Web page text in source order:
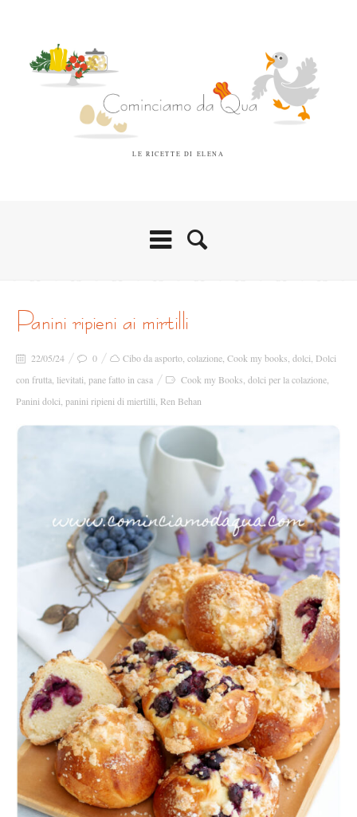
LE RICETTE DI ELENA
panini ripieni ai mirtilli
22/05/24 0 Cibo da asporto colazione Cook my books dolci Dolci
con frutta lievitati pane fatto in casa Cook my Books dolci per la colazione
Panini dolci panini ripieni di miertilli Ren Behan